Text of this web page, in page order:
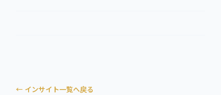
← インサイト一覧へ戻る